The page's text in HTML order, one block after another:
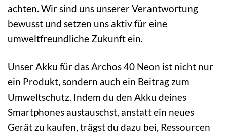
achten. Wir sind uns unserer Verantwortung
bewusst und setzen uns aktiv für eine
umweltfreundliche Zukunft ein.
Unser Akku für das Archos 40 Neon ist nicht nur
ein Produkt, sondern auch ein Beitrag zum
Umweltschutz. Indem du den Akku deines
Smartphones austauschst, anstatt ein neues
Gerät zu kaufen, trägst du dazu bei, Ressourcen